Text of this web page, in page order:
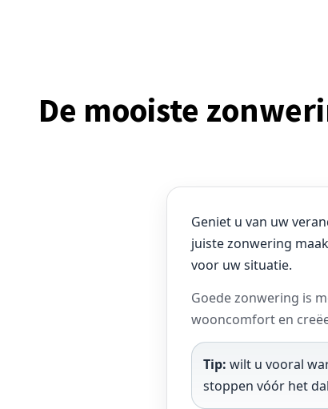
De mooiste
Geniet u van uw
juiste zonwering
voor uw situatie.
Goede zonwering is
wooncomfort en
Tip: wilt u vooral
stoppen vóór het